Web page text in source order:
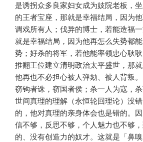
是诱拐众多良家妇女成为妓院老板，
的王者宝座，那就是幸福结局，因为
调戏所有人；伐异的博士，若能造福
就是幸福结局，因为他再怎么失势都
势；好杀的将军，若他能率领忠心耿
推翻王位建立清明政治太平盛世，那
他再也不必担心被人弹劾、被人背叛。
窃钩者诛，窃国者侯；杀一人为寇，
世间真理的理解（永恒轮回理论）没
的，他对真理的亲身体会也是错的。
信不够，反思不够，个人魅力也不够
的、没有创造力的奴才。这就是「鼻